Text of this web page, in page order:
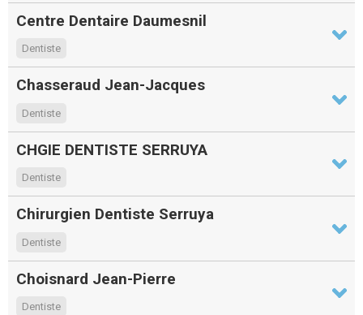
Centre Dentaire Daumesnil
Dentiste
Chasseraud Jean-Jacques
Dentiste
CHGIE DENTISTE SERRUYA
Dentiste
Chirurgien Dentiste Serruya
Dentiste
Choisnard Jean-Pierre
Dentiste